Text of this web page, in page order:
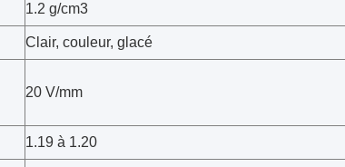
1.2 g/cm3
Clair, couleur, glacé
20 V/mm
1.19 à 1.20